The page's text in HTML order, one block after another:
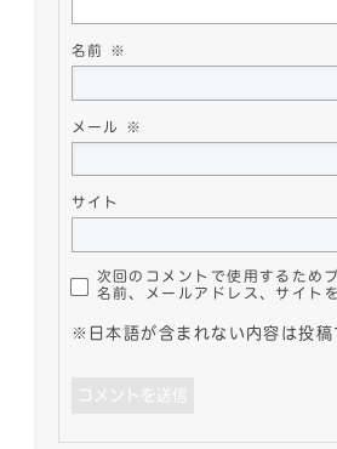
名前 ※
メール ※
サイト
次回のコメントで使用するため
名前、メールアドレス、サイト
※日本語が含まれない内容は投稿